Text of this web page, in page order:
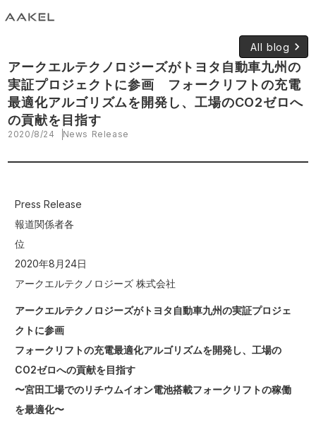
All blog keyboard_arrow_right
アークエルテクノロジーズがトヨタ自動車九州の
実証プロジェクトに参画 フォークリフトの充電
最適化アルゴリズムを開発し、工場のCO2ゼロへ
の貢献を目指す
2020/8/24 News Release
Press Release
報道関係者各
位
2020年8月24日
アークエルテクノロジーズ 株式会社
アークエルテクノロジーズがトヨタ自動車九州の実証プロジェ
クトに参画
フォークリフトの充電最適化アルゴリズムを開発し、工場の
CO2ゼロへの貢献を目指す
〜宮田工場でのリチウムイオン電池搭載フォークリフトの稼働
を最適化〜